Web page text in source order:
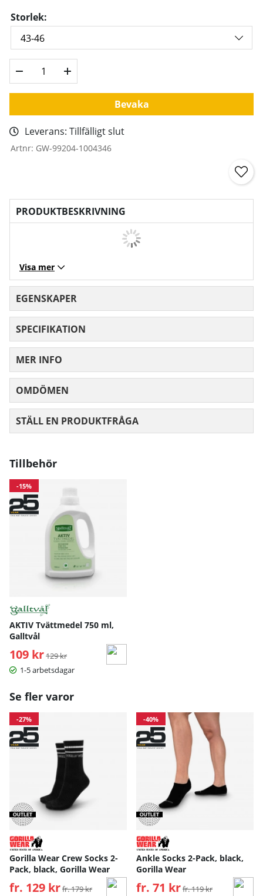
Storlek:
Bevaka
Leverans: Tillfälligt slut
Artnr: GW-99204-1004346
PRODUKTBESKRIVNING
Visa mer
EGENSKAPER
SPECIFIKATION
MER INFO
OMDÖMEN
STÄLL EN PRODUKTFRÅGA
Tillbehör
-15%
AKTIV Tvättmedel 750 ml,
Galltvål
109 kr Ordinarie pris:
129 kr
1-5 arbetsdagar
Se fler varor
-27%
Gorilla Wear Crew Socks 2-
Pack, black, Gorilla Wear
fr. 129 kr Ordinarie pris:
fr. 179 kr
-40%
Ankle Socks 2-Pack, black,
Gorilla Wear
fr. 71 kr Ordinarie pris:
fr. 119 kr